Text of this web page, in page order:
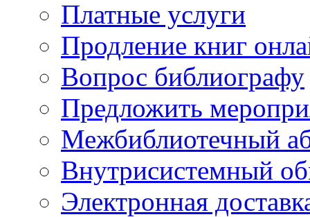
Платные услуги
Продление книг
Вопрос библиографу
Предложить
Межбиблиотечный
Внутрисистемный
Электронная